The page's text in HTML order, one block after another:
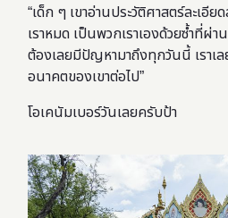
“เด็ก ๆ เขาอ่านประวัติศาสตร์ละเอี
เราหมด เป็นพวกเราเองด้วยซ้ำที่ผ่
ต้องเลยมีปัญหามาถึงทุกวันนี้ เราเ
อนาคตของเขาต่อไป”
โอเคนัมเบอร์วันเลยครับป้า